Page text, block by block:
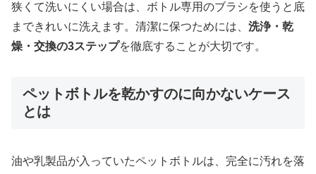
狭くて洗いにくい場合は、ボトル専用のブラシを使うと底
まできれいに洗えます。清潔に保つためには、 洗浄・乾
燥・交換の3ステップを徹底することが大切です。
ペットボトルを乾かすのに向かないケース
とは
油や乳製品が入っていたペットボトルは、完全に汚れを落